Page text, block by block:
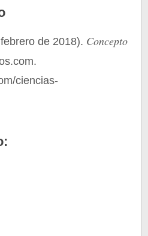
de 2018). Concepto
ciencias-